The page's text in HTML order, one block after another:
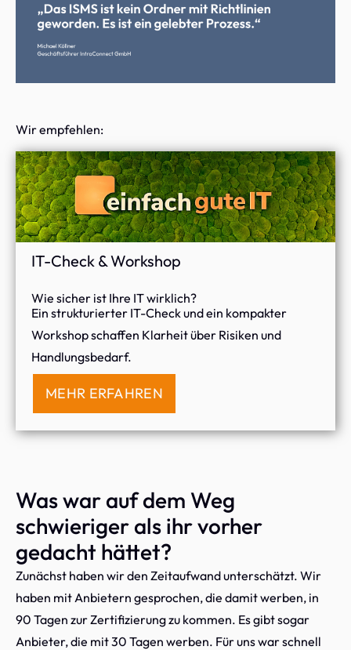
Wir empfehlen:
IT-Check & Workshop
Wie sicher ist Ihre IT wirklich?
Ein strukturierter IT-Check und ein kompakter
Workshop schaffen Klarheit über Risiken und
Handlungsbedarf.
MEHR ERFAHREN
Was war auf dem Weg
schwieriger als ihr vorher
gedacht hättet?
Zunächst haben wir den Zeitaufwand unterschätzt. Wir
haben mit Anbietern gesprochen, die damit werben, in
90 Tagen zur Zertifizierung zu kommen. Es gibt sogar
Anbieter, die mit 30 Tagen werben. Für uns war schnell